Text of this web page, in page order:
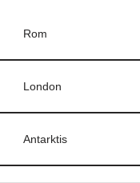
Rom
London
Antarktis